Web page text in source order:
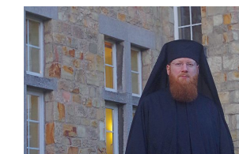
in
oorlogslogica:
Pasen
blijft
feest
van
geloof
en